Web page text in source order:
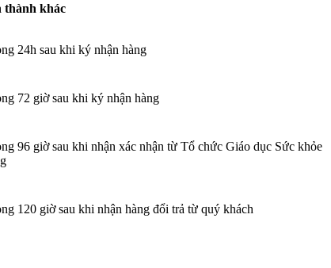
thành khác
24h sau khi ký nhận hàng
72 giờ sau khi ký nhận hàng
96 giờ sau khi nhận xác nhận từ Tổ chức Giáo dục Sức khỏe
120 giờ sau khi nhận hàng đổi trả từ quý khách